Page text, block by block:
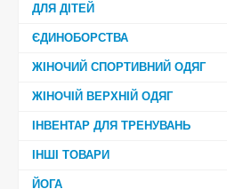
ДЛЯ ДІТЕЙ
ЄДИНОБОРСТВА
ЖІНОЧИЙ СПОРТИВНИЙ ОДЯГ
ЖІНОЧІЙ ВЕРХНІЙ ОДЯГ
ІНВЕНТАР ДЛЯ ТРЕНУВАНЬ
ІНШІ ТОВАРИ
ЙОГА